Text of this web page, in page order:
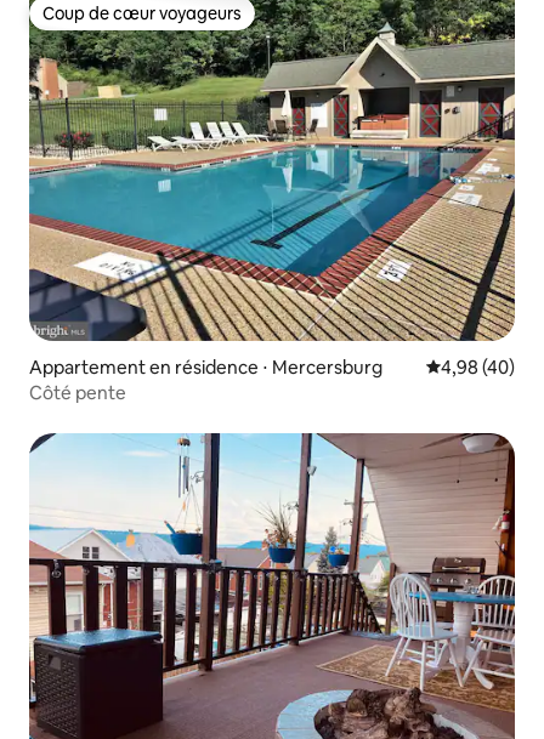
Coup de cœur voyageurs
Coup de cœur voyageurs
Appartement en résidence ⋅ Mercersburg Évaluation
4,98 (40)
Côté pente